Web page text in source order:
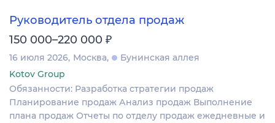
Руководитель отдела продаж
150 000–220 000 ₽
16 июля 2026 Москва
Бунинская аллея
Kotov Group
Обязанности: Разработка стратегии продаж
Планирование продаж Анализ продаж Выполнение
плана продаж Отчеты по отделу продаж ежедневные и